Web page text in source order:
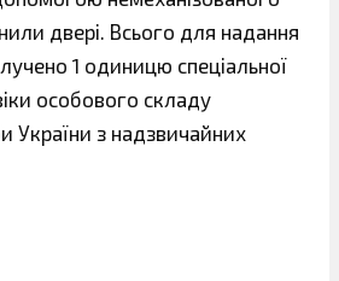
двері. Всього для надання
1 одиницю спеціальної
особового складу
України з надзвичайних